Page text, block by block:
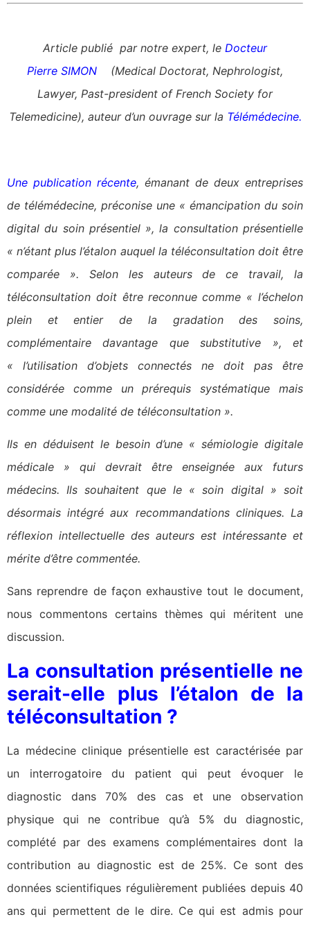
Article publié par notre expert, le Docteur
Pierre SIMON (Medical Doctorat, Nephrologist,
Lawyer, Past-president of French Society for
Telemedicine), auteur d’un ouvrage sur la Télémédecine.
Une publication récente, émanant de deux entreprises
de télémédecine, préconise une « émancipation du soin
digital du soin présentiel », la consultation présentielle
« n’étant plus l’étalon auquel la téléconsultation doit être
comparée ». Selon les auteurs de ce travail, la
téléconsultation doit être reconnue comme « l’échelon
plein et entier de la gradation des soins,
complémentaire davantage que substitutive », et
« l’utilisation d’objets connectés ne doit pas être
considérée comme un prérequis systématique mais
comme une modalité de téléconsultation ».
Ils en déduisent le besoin d’une « sémiologie digitale
médicale » qui devrait être enseignée aux futurs
médecins. Ils souhaitent que le « soin digital » soit
désormais intégré aux recommandations cliniques. La
réflexion intellectuelle des auteurs est intéressante et
mérite d’être commentée.
Sans reprendre de façon exhaustive tout le document,
nous commentons certains thèmes qui méritent une
discussion.
La consultation présentielle ne
serait-elle plus l’étalon de la
téléconsultation ?
La médecine clinique présentielle est caractérisée par
un interrogatoire du patient qui peut évoquer le
diagnostic dans 70% des cas et une observation
physique qui ne contribue qu’à 5% du diagnostic,
complété par des examens complémentaires dont la
contribution au diagnostic est de 25%. Ce sont des
données scientifiques régulièrement publiées depuis 40
ans qui permettent de le dire. Ce qui est admis pour